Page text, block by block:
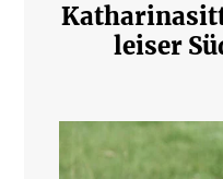
leiser